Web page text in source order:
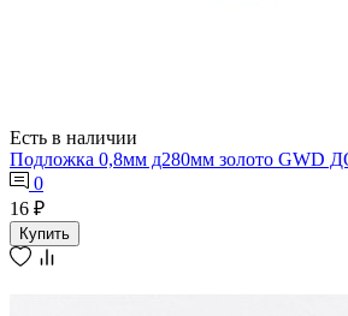
Есть в наличии
Подложка 0,8мм д280мм золото GWD
0
16 ₽
Купить